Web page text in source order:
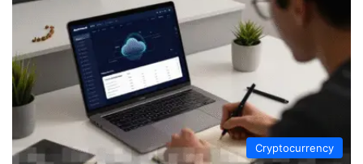
Cryptocurrency